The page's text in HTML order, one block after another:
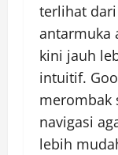
terlihat
antarmuka
kini jauh
intuitif.
merombak
navigasi
lebih